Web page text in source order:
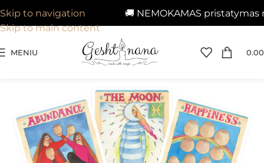
🚚 NEMOKAMAS pristatymas
Skip to navigation
Skip to main content
MENIU 0.00